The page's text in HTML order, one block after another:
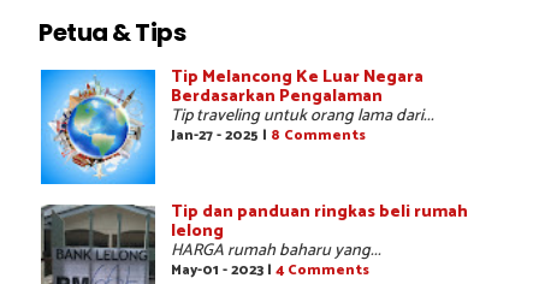
Petua & Tips
Tip Melancong Ke Luar Negara
Berdasarkan Pengalaman
Tip traveling untuk orang lama dari...
Jan-27 - 2025 | 8 Comments
Tip dan panduan ringkas beli rumah
lelong
HARGA rumah baharu yang...
May-01 - 2023 | 4 Comments